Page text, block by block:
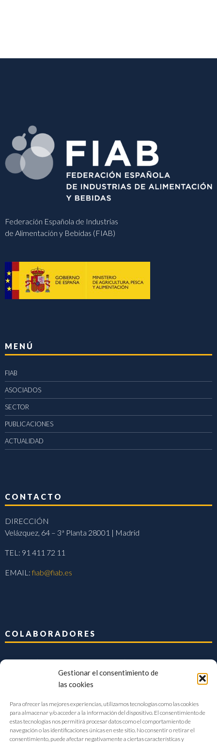
Gestionar el consentimiento de
las cookies
Para ofrecer las mejores experiencias, utilizamos tecnologías como las cookies
para almacenar y/o acceder a la información del dispositivo. El consentimiento de
estas tecnologías nos permitirá procesar datos como el comportamiento de
navegación o las identificaciones únicas en este sitio. No consentir o retirar el
consentimiento, puede afectar negativamente a ciertas características y
Federación Española de Industrias
de Alimentación y Bebidas (FIAB)
MENÚ
FIAB
ASOCIADOS
SECTOR
PUBLICACIONES
ACTUALIDAD
CONTACTO
DIRECCIÓN
Velázquez, 64 – 3ª Planta 28001 | Madrid
TEL: 91 411 72 11
EMAIL:fiab@fiab.es
COLABORADORES